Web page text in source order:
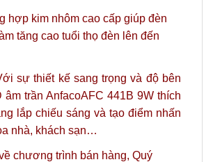
hợp kim nhôm cao cấp giúp đèn
tăng cao tuổi thọ đèn lên đến
sự thiết kế sang trọng và độ bên
âm trần AnfacoAFC 441B 9W thích
lắp chiếu sáng và tạo điểm nhấn
nhà, khách sạn…
chương trình bán hàng, Quý